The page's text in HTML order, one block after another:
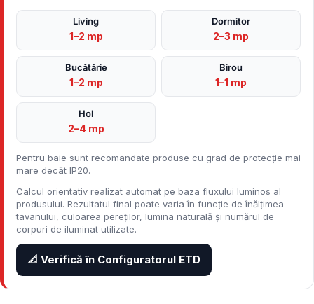
Living
1–2 mp
Dormitor
2–3 mp
Bucătărie
1–2 mp
Birou
1–1 mp
Hol
2–4 mp
Pentru baie sunt recomandate produse cu grad de protecție mai
mare decât IP20.
Calcul orientativ realizat automat pe baza fluxului luminos al
produsului. Rezultatul final poate varia în funcție de înălțimea
tavanului, culoarea pereților, lumina naturală și numărul de
corpuri de iluminat utilizate.
📐 Verifică în Configuratorul ETD